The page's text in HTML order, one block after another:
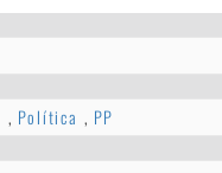
, Política , PP